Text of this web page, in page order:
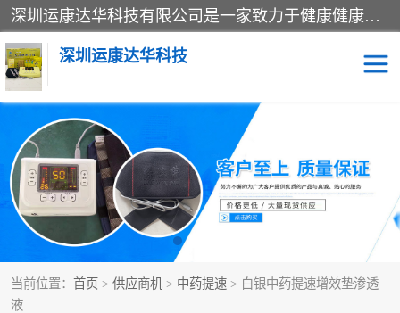
深圳运康达华科技有限公司是一家致力于健康健康产业的现代化企业，已经走过了15个春秋，开创了中医外用发展的新未来，是专业从事中医医疗仪器的研发、生产、销售、服务为一体的子公司，在医疗器械的设计、开发和生产方面率先引进国际先进技术和好的科技人员，先后开发出了场效应治疗仪、多功能治疗仪、颈椎治疗仪、腰椎治疗仪、增效垫等多个系列。
深圳运康达华科技
当前位置： 首页 > 供应商机 > 中药提速 > 白银中药提速增效垫渗透
液
多功能治疗仪 中药提速
中低频治疗仪 脉冲治疗仪
**腺治疗仪